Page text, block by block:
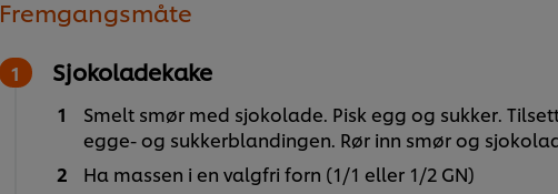
Fremgangsmåte
Sjokoladekake
Smelt smør med sjokolade. Pisk egg og sukker.
egge- og sukkerblandingen. Rør inn smør og
Ha massen i en valgfri forn (1/1 eller 1/2 GN)